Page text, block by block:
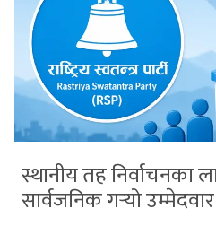
स्थानीय तह निर्वाचनका
सार्वजनिक गर्‍यो